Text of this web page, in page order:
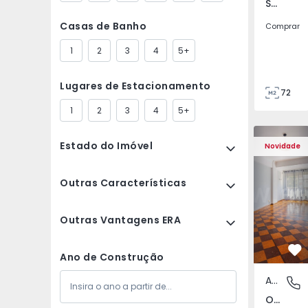
Casas de Banho
1 2 3 4 5+
Lugares de Estacionamento
1 2 3 4 5+
Estado do Imóvel
Outras Características
Outras Vantagens ERA
Ano de Construção
São Tomé do Castelo e Justes, Vila Real
Comprar
72
Novidade
Apartamento T5
Olivais,
Apartamento
Olivais, Lisboa